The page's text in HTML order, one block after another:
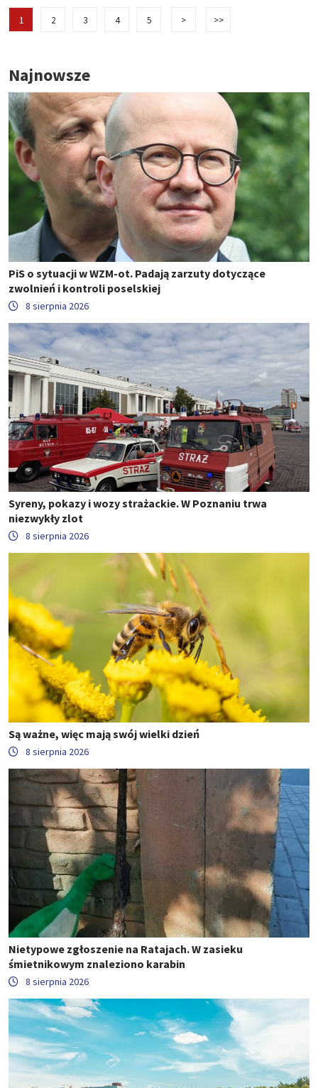
1 2 3 4 5 > >>
Najnowsze
PiS o sytuacji w WZM-ot. Padają zarzuty dotyczące
zwolnień i kontroli poselskiej
8 sierpnia 2026
Syreny, pokazy i wozy strażackie. W Poznaniu trwa
niezwykły zlot
8 sierpnia 2026
Są ważne, więc mają swój wielki dzień
8 sierpnia 2026
Nietypowe zgłoszenie na Ratajach. W zasieku
śmietnikowym znaleziono karabin
8 sierpnia 2026